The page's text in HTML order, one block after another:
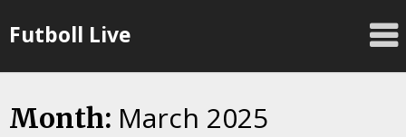
toFutboll Live
Month: March 2025